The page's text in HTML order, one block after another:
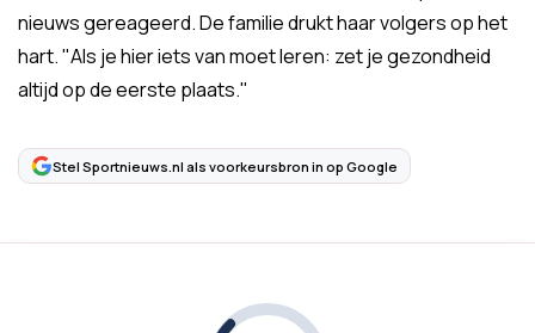
nieuws gereageerd. De familie drukt haar volgers op het
hart. "Als je hier iets van moet leren: zet je gezondheid
altijd op de eerste plaats."
Stel Sportnieuws.nl als voorkeursbron in op Google